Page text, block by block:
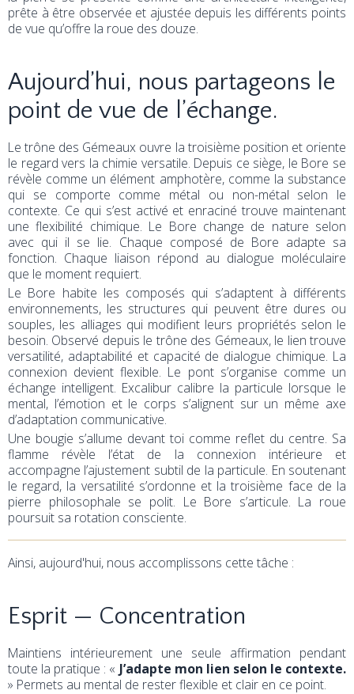
prête à être observée et ajustée depuis les différents points
de vue qu’offre la roue des douze.
Aujourd’hui, nous partageons le
point de vue de l’échange.
Le trône des Gémeaux ouvre la troisième position et oriente
le regard vers la chimie versatile. Depuis ce siège, le Bore se
révèle comme un élément amphotère, comme la substance
qui se comporte comme métal ou non-métal selon le
contexte. Ce qui s’est activé et enraciné trouve maintenant
une flexibilité chimique. Le Bore change de nature selon
avec qui il se lie. Chaque composé de Bore adapte sa
fonction. Chaque liaison répond au dialogue moléculaire
que le moment requiert.
Le Bore habite les composés qui s’adaptent à différents
environnements, les structures qui peuvent être dures ou
souples, les alliages qui modifient leurs propriétés selon le
besoin. Observé depuis le trône des Gémeaux, le lien trouve
versatilité, adaptabilité et capacité de dialogue chimique. La
connexion devient flexible. Le pont s’organise comme un
échange intelligent. Excalibur calibre la particule lorsque le
mental, l’émotion et le corps s’alignent sur un même axe
d’adaptation communicative.
Une bougie s’allume devant toi comme reflet du centre. Sa
flamme révèle l’état de la connexion intérieure et
accompagne l’ajustement subtil de la particule. En soutenant
le regard, la versatilité s’ordonne et la troisième face de la
pierre philosophale se polit. Le Bore s’articule. La roue
poursuit sa rotation consciente.
Ainsi, aujourd'hui, nous accomplissons cette tâche :
Esprit — Concentration
Maintiens intérieurement une seule affirmation pendant
toute la pratique : « J’adapte mon lien selon le contexte.
» Permets au mental de rester flexible et clair en ce point.